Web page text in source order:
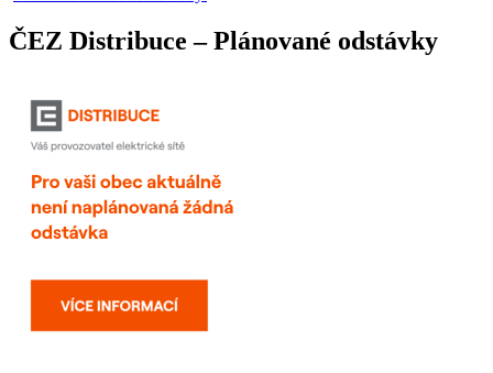
ČEZ Distribuce – Plánované odstávky